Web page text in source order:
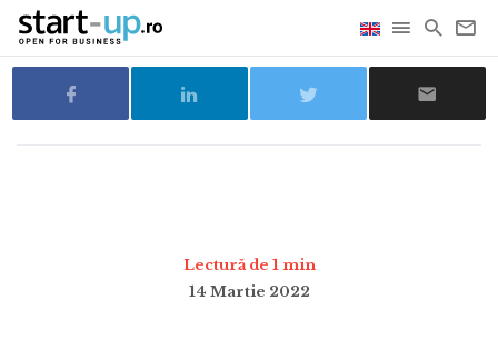
Lectură de 1 min
14 Martie 2022